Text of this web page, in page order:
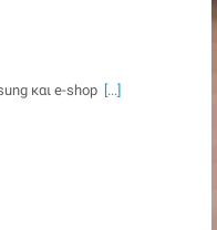
και e-shop [...]